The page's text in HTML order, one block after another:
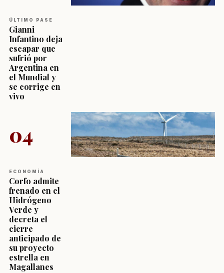
ÚLTIMO PASE
Gianni
Infantino deja
escapar que
sufrió por
Argentina en
el Mundial y
se corrige en
vivo
04
ECONOMÍA
Corfo admite
frenado en el
Hidrógeno
Verde y
decreta el
cierre
anticipado de
su proyecto
estrella en
Magallanes